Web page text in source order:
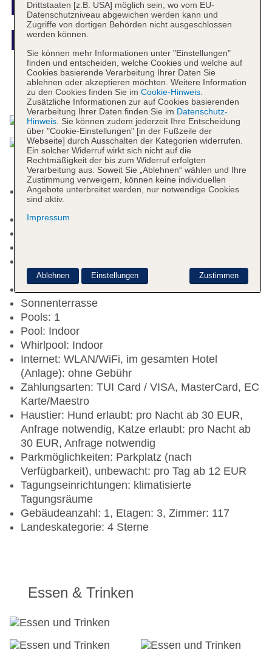
Luxury Boutique
Das bietet Ihre Unterkunft
Kurtaxe/Ökotaxe/Touristensteuer zahlbar vor Ort:
Barzahlung, pro Tag ca. 2 EUR
Check-in Zeit ab 16:00 Uhr
deutsch, englisch, Hotelsafe
Lift
Sonnenterrasse
Pools: 1
Pool: Indoor
Whirlpool: Indoor
Internet: WLAN/WiFi, im gesamten Hotel
(Anlage): ohne Gebühr
Zahlungsarten: TUI Card / VISA, MasterCard, EC
Karte/Maestro
Haustier: Hund erlaubt: pro Nacht ab 30 EUR,
Anfrage notwendig, Katze erlaubt: pro Nacht ab
30 EUR, Anfrage notwendig
Parkmöglichkeiten: Parkplatz (nach
Verfügbarkeit), unbewacht: pro Tag ab 12 EUR
Tagungseinrichtungen: klimatisierte
Tagungsräume
Gebäudeanzahl: 1, Etagen: 3, Zimmer: 117
Landeskategorie: 4 Sterne
Essen & Trinken
Drittstaaten [z.B. USA] möglich sein, wo vom EU-
Datenschutzniveau abgewichen werden kann und
Zugriffe von dortigen Behörden nicht ausgeschlossen
werden können.
Sie können mehr Informationen unter "Einstellungen"
finden und entscheiden, welche Cookies und welche auf
Cookies basierende Verarbeitung Ihrer Daten Sie
ablehnen oder akzeptieren möchten. Weitere Information
zu den Cookies finden Sie im Cookie-Hinweis.
Zusätzliche Informationen zur auf Cookies basierenden
Verarbeitung Ihrer Daten finden Sie im Datenschutz-
Hinweis. Sie können zudem jederzeit Ihre Entscheidung
über "Cookie-Einstellungen" [in der Fußzeile der
Webseite] durch Ausschalten der Kategorien widerrufen.
Ein solcher Widerruf wirkt sich nicht auf die
Rechtmäßigkeit der bis zum Widerruf erfolgten
Verarbeitung aus. Soweit Sie „Ablehnen“ wählen und Ihre
Zustimmung verweigern, können keine individuellen
Angebote unterbreitet werden, nur notwendige Cookies
sind aktiv.
Impressum
Zustimmen
Ablehnen Einstellungen